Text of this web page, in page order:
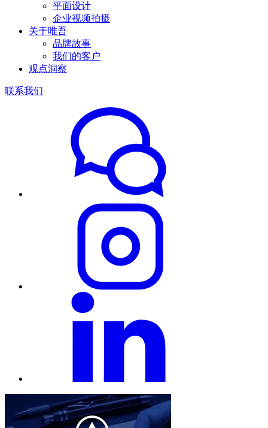
平面设计
企业视频拍摄
关于唯吾
品牌故事
我们的客户
观点洞察
联系我们